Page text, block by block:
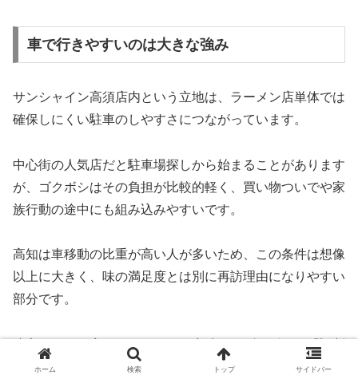
車で行きやすいのは大きな強み
サンシャイン高須店内という立地は、ラーメン店単体では
確保しにくい駐車のしやすさにつながっています。
中心街の人気店だと駐車場探しから始まることがあります
が、ゴクボシはその負担が比較的軽く、買い物ついでや家
族行動の途中にも組み込みやすいです。
高知は車移動の比重が高い人が多いため、この条件は想像
以上に大きく、味の満足度とは別に再訪理由になりやすい
部分です。
遠方からでも寄りやすいという意味で、ゴクボシは「評判
が良いのに行くハードルが高すぎない」店だと言えます。
ホーム 検索 トップ サイドバー